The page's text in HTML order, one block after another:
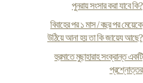
পুনরায় সংসার করা যাবে কি?
বিবাহের পর ১ মাস / বছর পর মেয়েকে
উঠিয়ে আনা হয় তা কি জায়েয আছে?
হুরমাতে মুছাহারাহ সংক্রান্ত একটি
প্রশ্নোত্তর